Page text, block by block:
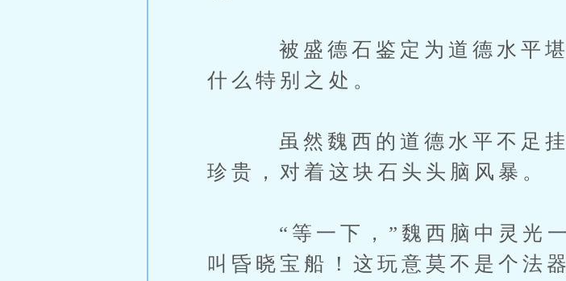
被盛德石鉴定为道德水平堪
什么特别之处。
虽然魏西的道德水平不足挂
珍贵，对着这块石头头脑风暴。
“等一下，”魏西脑中灵光一
叫昏晓宝船！这玩意莫不是个法